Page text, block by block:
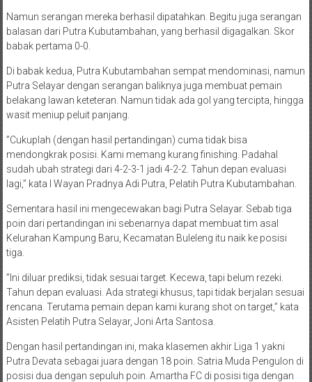
Namun serangan mereka berhasil dipatahkan. Begitu juga serangan
balasan dari Putra Kubutambahan, yang berhasil digagalkan. Skor
babak pertama 0-0.
Di babak kedua, Putra Kubutambahan sempat mendominasi, namun
Putra Selayar dengan serangan baliknya juga membuat pemain
belakang lawan keteteran. Namun tidak ada gol yang tercipta, hingga
wasit meniup peluit panjang.
”Cukuplah (dengan hasil pertandingan) cuma tidak bisa
mendongkrak posisi. Kami memang kurang finishing. Padahal
sudah ubah strategi dari 4-2-3-1 jadi 4-2-2. Tahun depan evaluasi
lagi,” kata I Wayan Pradnya Adi Putra, Pelatih Putra Kubutambahan.
Sementara hasil ini mengecewakan bagi Putra Selayar. Sebab tiga
poin dari pertandingan ini sebenarnya dapat membuat tim asal
Kelurahan Kampung Baru, Kecamatan Buleleng itu naik ke posisi
tiga.
”Ini diluar prediksi, tidak sesuai target. Kecewa, tapi belum rezeki.
Tahun depan evaluasi. Ada strategi khusus, tapi tidak berjalan sesuai
rencana. Terutama pemain depan kami kurang shot on target,” kata
Asisten Pelatih Putra Selayar, Joni Arta Santosa.
Dengan hasil pertandingan ini, maka klasemen akhir Liga 1 yakni
Putra Devata sebagai juara dengan 18 poin. Satria Muda Pengulon di
posisi dua dengan sepuluh poin. Amartha FC di posisi tiga dengan